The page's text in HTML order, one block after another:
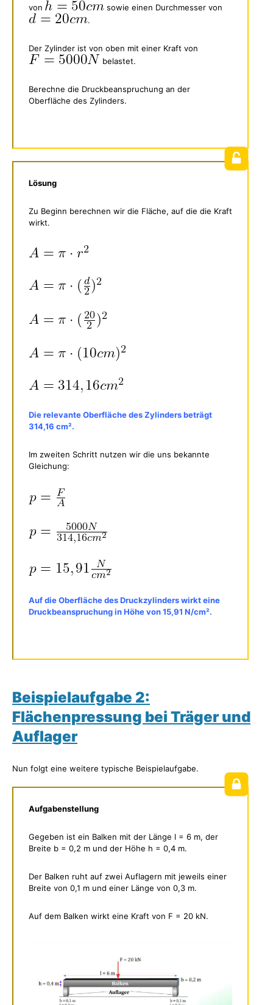
von
sowie einen Durchmesser von
.
Der Zylinder ist von oben mit einer Kraft von
belastet.
Berechne die Druckbeanspruchung an der
Oberfläche des Zylinders.
Lösung
Zu Beginn berechnen wir die Fläche, auf die die Kraft
wirkt.
Die relevante Oberfläche des Zylinders beträgt
314,16 cm².
Im zweiten Schritt nutzen wir die uns bekannte
Gleichung:
Auf die Oberfläche des Druckzylinders wirkt eine
Druckbeanspruchung in Höhe von 15,91 N/cm².
Beispielaufgabe 2:
Flächenpressung bei Träger und
Auflager
Nun folgt eine weitere typische Beispielaufgabe.
Aufgabenstellung
Gegeben ist ein Balken mit der Länge l = 6 m, der
Breite b = 0,2 m und der Höhe h = 0,4 m.
Der Balken ruht auf zwei Auflagern mit jeweils einer
Breite von 0,1 m und einer Länge von 0,3 m.
Auf dem Balken wirkt eine Kraft von F = 20 kN.